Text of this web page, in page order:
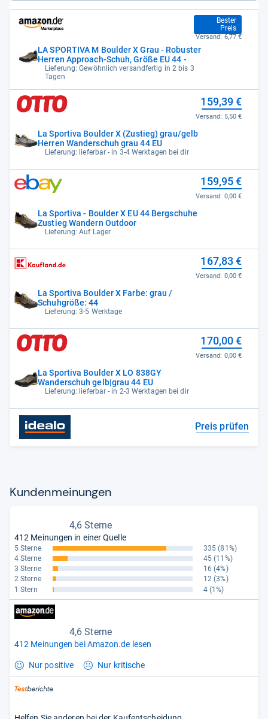
LA SPORTIVA M Boulder X Grau - Robuster
Herren Approach-Schuh, Größe EU 44 -
Lieferung: Gewöhnlich versandfertig in 2 bis 3
Tagen
Bester
Preis
142,16 €
Versand: 6,77 €
La Sportiva Boulder X (Zustieg) grau/gelb
Herren Wanderschuh grau 44 EU
Lieferung: lieferbar - in 3-4 Werktagen bei dir
159,39 €
Versand: 5,50 €
La Sportiva - Boulder X EU 44 Bergschuhe
Zustieg Wandern Outdoor
Lieferung: Auf Lager
159,95 €
Versand: 0,00 €
La Sportiva Boulder X Farbe: grau /
Schuhgröße: 44
Lieferung: 3-5 Werktage
167,83 €
Versand: 0,00 €
La Sportiva Boulder X LO 838GY
Wanderschuh gelb|grau 44 EU
Lieferung: lieferbar - in 2-3 Werktagen bei dir
170,00 €
Versand: 0,00 €
Preis prüfen
Kun­den­mei­nun­gen
4,6 Sterne
412 Meinungen in einer Quelle
5 Sterne 335 (81%)
4 Sterne
45 (11%)
3 Sterne
16 (4%)
2 Sterne
12 (3%)
1 Stern
4 (1%)
4,6 Sterne
412 Meinungen bei Amazon.de lesen
Nur positive Nur kritische